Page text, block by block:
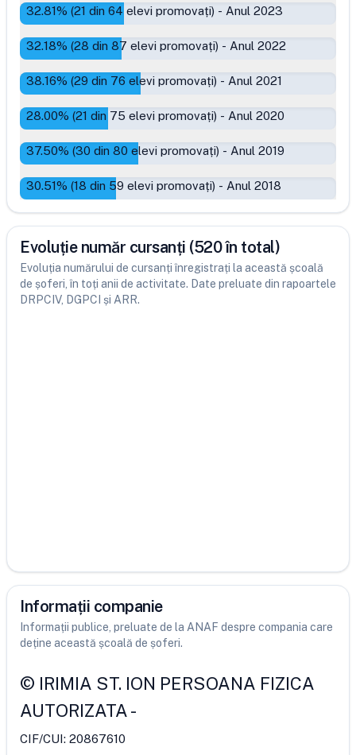
32.81% (21 din 64 elevi promovați) - Anul 2023
32.18% (28 din 87 elevi promovați) - Anul 2022
38.16% (29 din 76 elevi promovați) - Anul 2021
28.00% (21 din 75 elevi promovați) - Anul 2020
37.50% (30 din 80 elevi promovați) - Anul 2019
30.51% (18 din 59 elevi promovați) - Anul 2018
Evoluție număr cursanți (520 în total)
Evoluția numărului de cursanți înregistrați la această școală
de șoferi, în toți anii de activitate. Date preluate din rapoartele
DRPCIV, DGPCI și ARR.
Informații companie
Informații publice, preluate de la ANAF despre compania care
deține această școală de șoferi.
© IRIMIA ST. ION PERSOANA FIZICA
AUTORIZATA-
CIF/CUI: 20867610